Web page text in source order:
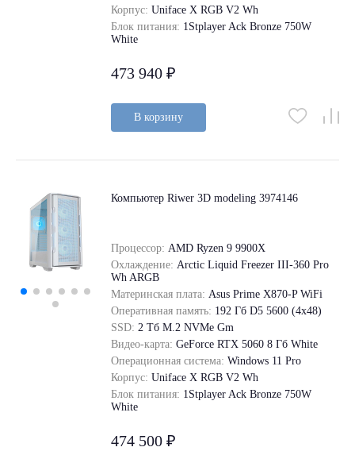
Корпус: Uniface X RGB V2 Wh
Блок питания: 1Stplayer Ack Bronze 750W
White
473 940 ₽
В корзину
Компьютер Riwer 3D modeling 3974146
Процессор: AMD Ryzen 9 9900X
Охлаждение: Arctic Liquid Freezer III-360 Pro
Wh ARGB
Материнская плата: Asus Prime X870-P WiFi
Оперативная память: 192 Гб D5 5600 (4х48)
SSD: 2 Tб M.2 NVMe Gm
Видео-карта: GeForce RTX 5060 8 Гб White
Операционная система: Windows 11 Pro
Корпус: Uniface X RGB V2 Wh
Блок питания: 1Stplayer Ack Bronze 750W
White
474 500 ₽